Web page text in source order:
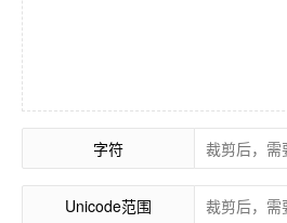
字符
Unicode范围